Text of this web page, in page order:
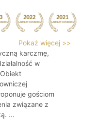
Pokaż więcej >>
karczmę,
w
gościom
związane z
...